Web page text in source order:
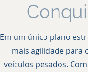
Em um único plano
mais agilidade para
veículos pesados.